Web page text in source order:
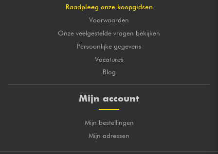
Raadpleeg onze koopgidsen
Voorwaarden
Onze veelgestelde vragen bekijken
Persoonlijke gegevens
Vacatures
Blog
Mijn account
Mijn bestellingen
Mijn adressen